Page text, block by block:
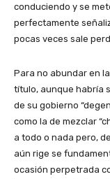
conduciendo y se
perfectamente
pocas veces sale
Para no abundar en
título, aunque habría
de su gobierno
como la de mezclar
a todo o nada pero,
aún rige se
ocasión perpetrada